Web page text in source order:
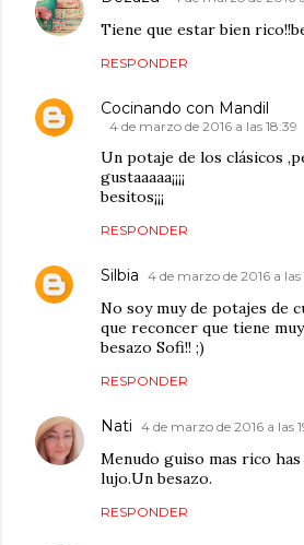
Tiene que estar bien
RESPONDER
Cocinando con Mandil
4 de marzo de 2016 a las 18:39
Un potaje de los clásicos
gustaaaaa¡¡¡¡
besitos¡¡¡
RESPONDER
Silbia 4 de marzo de 2016 a las
No soy muy de potajes de
que reconcer que tiene
besazo Sofi!! ;)
RESPONDER
Nati 4 de marzo de 2016 a las
Menudo guiso mas rico
lujo.Un besazo.
RESPONDER